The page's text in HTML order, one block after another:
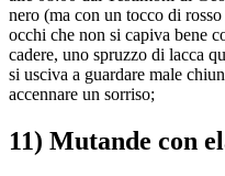
nero (ma con un tocco di
occhi che non si capiva bene
cadere, uno spruzzo di lacca
si usciva a guardare male
accennare un sorriso;
11) Mutande con